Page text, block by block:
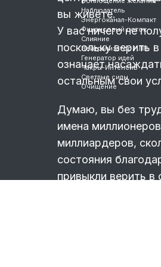
вы живете.
У вас ничего не
поскольку верить
означает
остальным свои
Думаю, вы без
имена
миллиардеров,
состояния
привыкли верить в
Наблюдатель
Энергоканал-Компакт
Финансовый поток
Слияние
Нейтрализатор НЛП
Генератор идей
Чакры-Интенсив
Светлые силы
Очищение